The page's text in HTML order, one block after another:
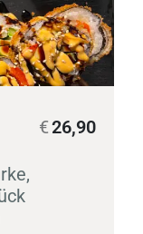
26,90
€